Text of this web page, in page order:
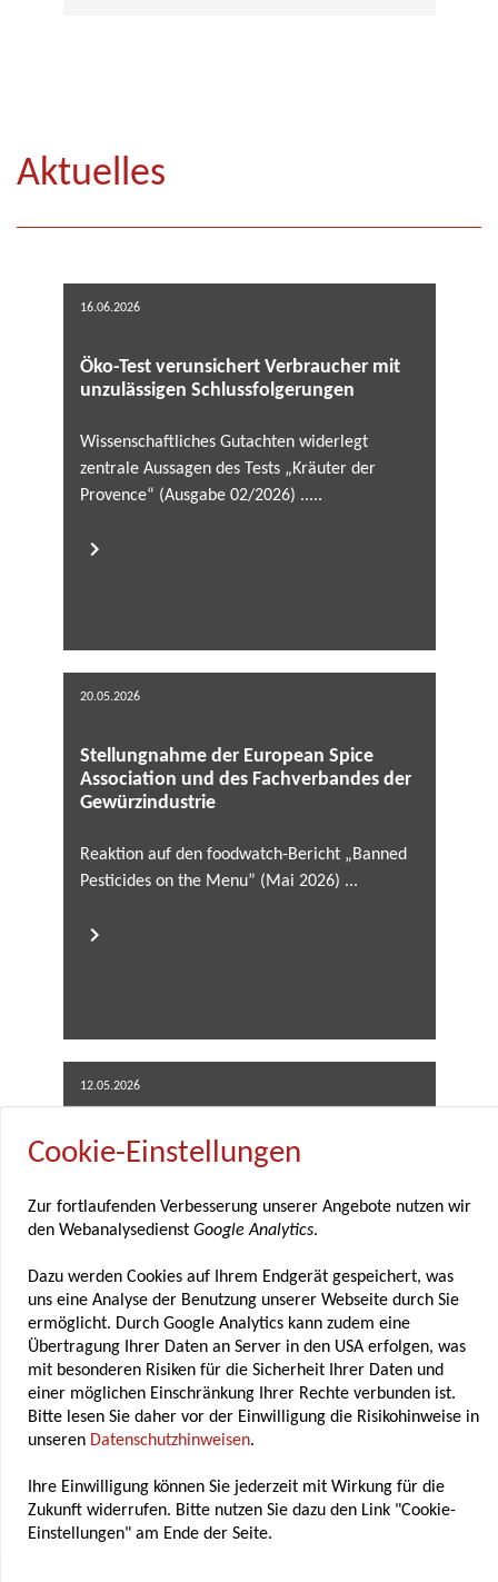
Cookie-Einstellungen
Zur fortlaufenden Verbesserung unserer Angebote nutzen wir
den Webanalysedienst Google Analytics.
Dazu werden Cookies auf Ihrem Endgerät gespeichert, was
uns eine Analyse der Benutzung unserer Webseite durch Sie
ermöglicht. Durch Google Analytics kann zudem eine
Übertragung Ihrer Daten an Server in den USA erfolgen, was
mit besonderen Risiken für die Sicherheit Ihrer Daten und
einer möglichen Einschränkung Ihrer Rechte verbunden ist.
Bitte lesen Sie daher vor der Einwilligung die Risikohinweise in
unseren Datenschutzhinweisen.
Ihre Einwilligung können Sie jederzeit mit Wirkung für die
Zukunft widerrufen. Bitte nutzen Sie dazu den Link "Cookie-
Einstellungen" am Ende der Seite.
Aktuelles
16.06.2026
Öko-Test verunsichert Verbraucher mit
unzulässigen Schlussfolgerungen
Wissenschaftliches Gutachten widerlegt
zentrale Aussagen des Tests „Kräuter der
Provence“ (Ausgabe 02/2026) .....
20.05.2026
Stellungnahme der European Spice
Association und des Fachverbandes der
Gewürzindustrie
Reaktion auf den foodwatch-Bericht „Banned
Pesticides on the Menu” (Mai 2026) ...
12.05.2026
Fachverband der Gewürzindustrie feiert
80-jähriges Bestehen
Der Fachverband der Gewürzindustrie feierte
Mitgliederversammlung am 7. und 8. Mai
2025 in Marburg zugleich ein besonderes
Jubiläum: Seit nunmehr 80 Jahren vertritt der
Verband die Interessen der deutschen
Gewürzindustrie...